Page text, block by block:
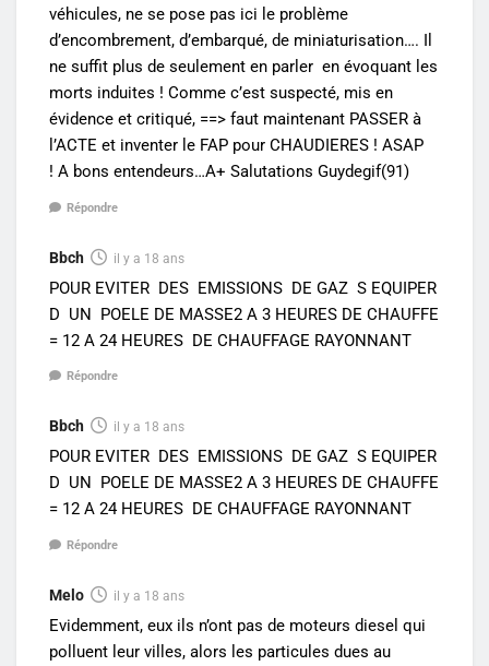
véhicules, ne se pose pas ici le problème
d’encombrement, d’embarqué, de miniaturisation…. Il
ne suffit plus de seulement en parler en évoquant les
morts induites ! Comme c’est suspecté, mis en
évidence et critiqué, ==> faut maintenant PASSER à
l’ACTE et inventer le FAP pour CHAUDIERES ! ASAP
! A bons entendeurs…A+ Salutations Guydegif(91)
Répondre
Bbch il y a 18 ans
POUR EVITER DES EMISSIONS DE GAZ S EQUIPER
D UN POELE DE MASSE2 A 3 HEURES DE CHAUFFE
= 12 A 24 HEURES DE CHAUFFAGE RAYONNANT
Répondre
Bbch il y a 18 ans
POUR EVITER DES EMISSIONS DE GAZ S EQUIPER
D UN POELE DE MASSE2 A 3 HEURES DE CHAUFFE
= 12 A 24 HEURES DE CHAUFFAGE RAYONNANT
Répondre
Melo il y a 18 ans
Evidemment, eux ils n’ont pas de moteurs diesel qui
polluent leur villes, alors les particules dues au